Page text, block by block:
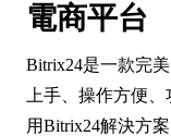
電商平台
Bitrix24是一款完
上手、操作方便
用Bitrix24解決方案